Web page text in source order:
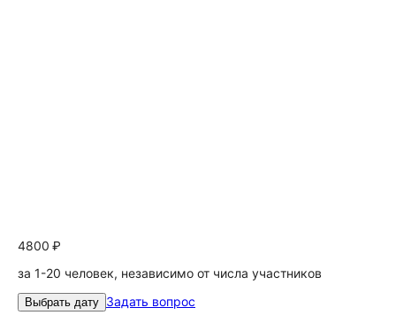
4800 ₽
за 1-20 человек, независимо от числа участников
Выбрать дату Задать вопрос